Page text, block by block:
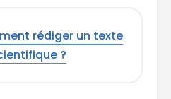
rédiger un texte
?